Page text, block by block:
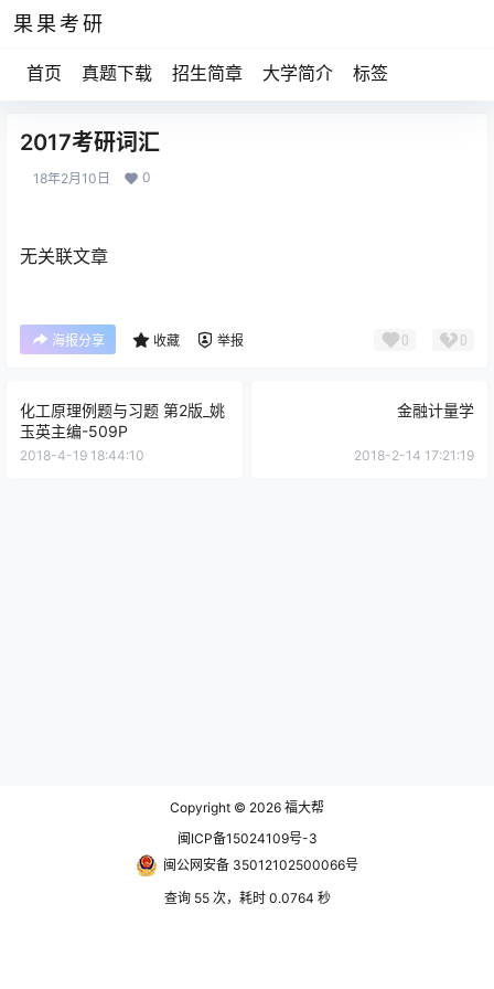
果果考研
首页 真题下载 招生简章 大学简介 标签
2017考研词汇
18年2月10日 0
无关联文章
海报分享 收藏 举报 0 0
化工原理例题与习题 第2版_姚
玉英主编-509P
2018-4-19 18:44:10
金融计量学
2018-2-14 17:21:19
Copyright © 2026 福大帮
闽ICP备15024109号-3
闽公网安备 35012102500066号
查询 55 次，耗时 0.0764 秒